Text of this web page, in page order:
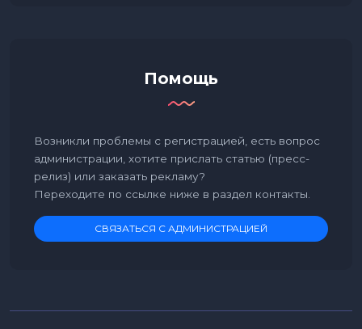
Помощь
Возникли проблемы с регистрацией, есть вопрос
администрации, хотите прислать статью (пресс-
релиз) или заказать рекламу?
Переходите по ссылке ниже в раздел контакты.
СВЯЗАТЬСЯ С АДМИНИСТРАЦИЕЙ